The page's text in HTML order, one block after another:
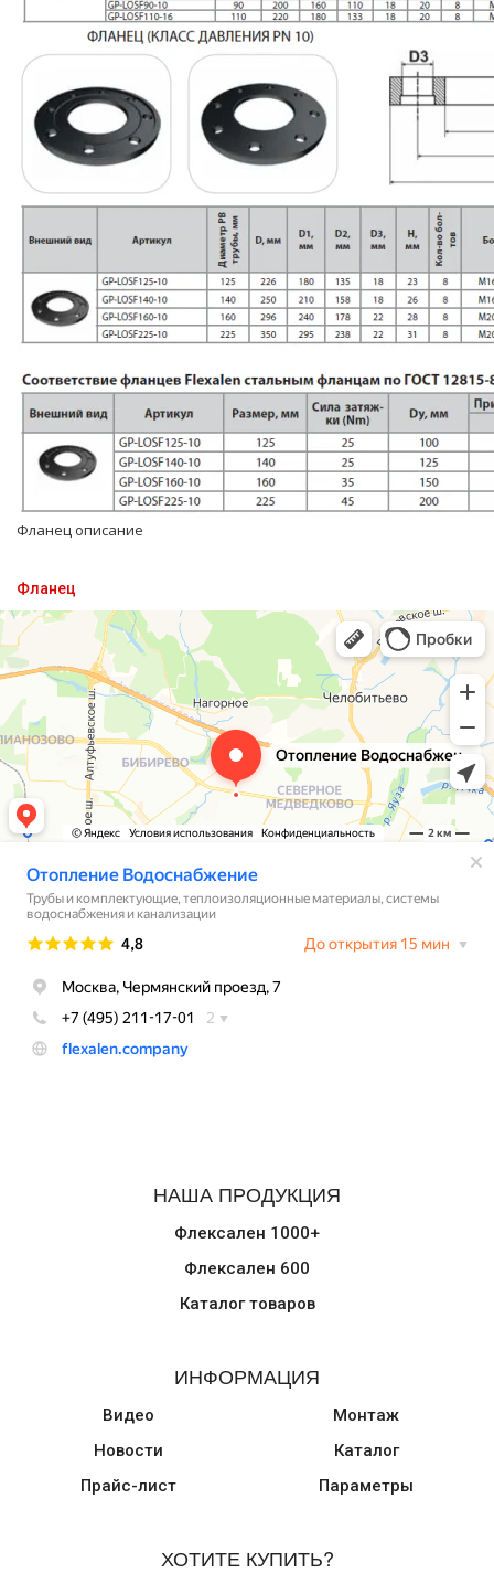
Фланец описание
Фланец
НАША ПРОДУКЦИЯ
Флексален 1000+
Флексален 600
Каталог товаров
ИНФОРМАЦИЯ
Видео
Новости
Прайс-лист
Монтаж
Каталог
Параметры
ХОТИТЕ КУПИТЬ?